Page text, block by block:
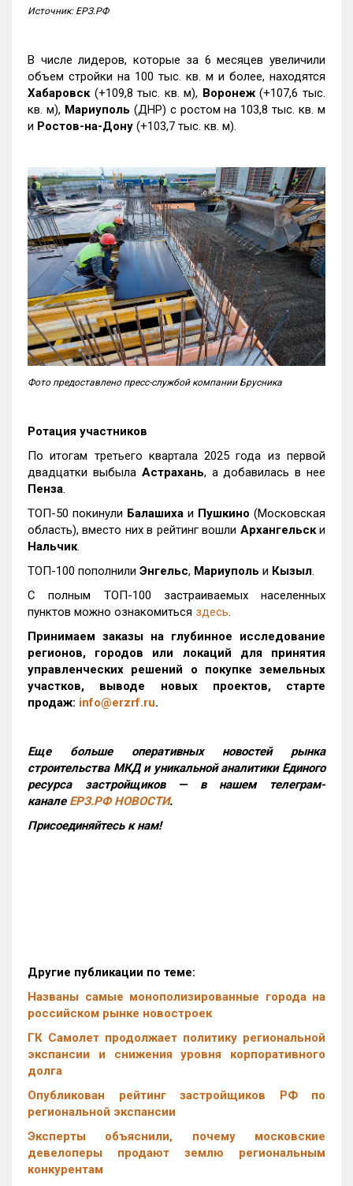
Источник: ЕРЗ.РФ
В числе лидеров, которые за 6 месяцев увеличили
объем стройки на 100 тыс. кв. м и более, находятся
Хабаровск (+109,8 тыс. кв. м), Воронеж(+107,6 тыс.
кв. м), Мариуполь (ДНР) с ростом на 103,8 тыс. кв. м
и Ростов-на-Дону (+103,7 тыс. кв. м).
Фото предоставлено пресс-службой компании Брусника
Ротация участников
По итогам третьего квартала 2025 года из первой
двадцатки выбыла Астрахань, а добавилась в нее
Пенза.
ТОП-50 покинули Балашиха и Пушкино (Московская
область), вместо них в рейтинг вошли Архангельски
Нальчик.
ТОП-100 пополнили Энгельс, Мариуполь и Кызыл.
С полным ТОП-100 застраиваемых населенных
пунктов можно ознакомиться здесь.
Принимаем заказы на глубинное исследование
регионов, городов или локаций для принятия
управленческих решений о покупке земельных
участков, выводе новых проектов, старте
продаж: info@erzrf.ru.
Еще больше оперативных новостей рынка
строительства МКД и уникальной аналитики Единого
ресурса застройщиков — в нашем телеграм-
канале ЕРЗ.РФ НОВОСТИ.
Присоединяйтесь к нам!
Другие публикации по теме:
Названы самые монополизированные города на
российском рынке новостроек
ГК Самолет продолжает политику региональной
экспансии и снижения уровня корпоративного
долга
Опубликован рейтинг застройщиков РФ по
региональной экспансии
Эксперты объяснили, почему московские
девелоперы продают землю региональным
конкурентам